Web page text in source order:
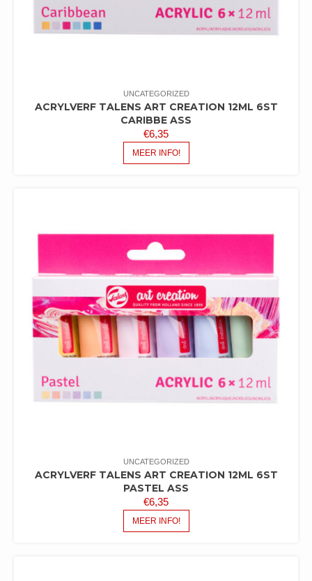
UNCATEGORIZED
ACRYLVERF TALENS ART CREATION 12ML 6ST
CARIBBE ASS
€6,35
MEER INFO!
UNCATEGORIZED
ACRYLVERF TALENS ART CREATION 12ML 6ST
PASTEL ASS
€6,35
MEER INFO!